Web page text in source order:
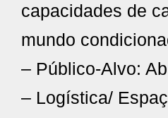
capacidades de
mundo
– Público-Alvo:
– Logística/